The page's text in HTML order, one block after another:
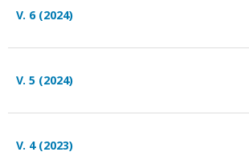
V. 6 (2024)
V. 5 (2024)
V. 4 (2023)